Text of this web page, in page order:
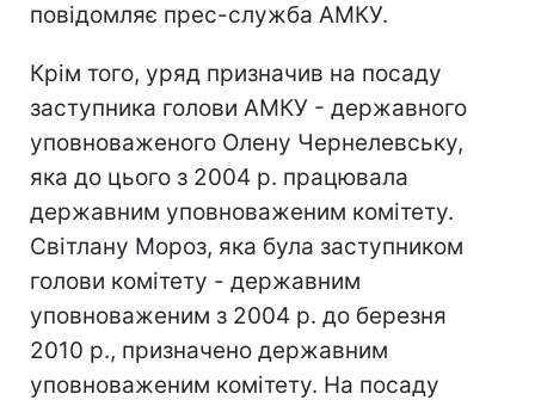
повідомляє прес-служба АМКУ.
Крім того, уряд призначив на посаду
заступника голови АМКУ - державного
уповноваженого Олену Чернелевську,
яка до цього з 2004 р. працювала
державним уповноваженим комітету.
Світлану Мороз, яка була заступником
голови комітету - державним
уповноваженим з 2004 р. до березня
2010 р., призначено державним
уповноваженим комітету. На посаду